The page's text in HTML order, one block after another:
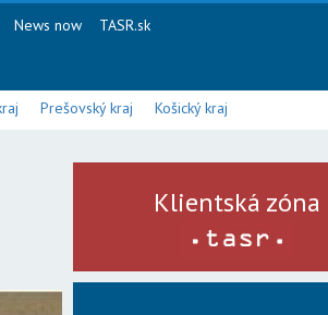
News now TASR.sk
Prešovský kraj Košický kraj
Klientská zóna